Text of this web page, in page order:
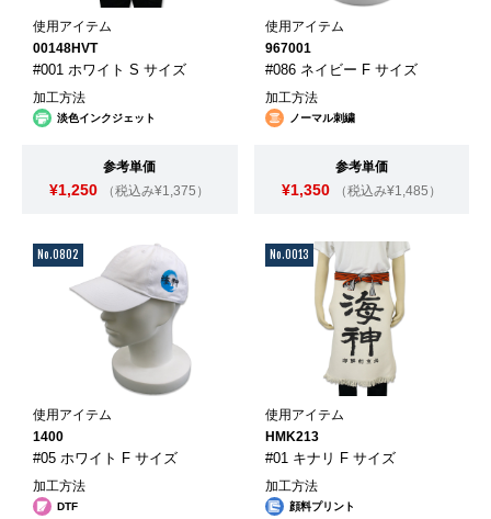
使用アイテム
00148HVT
#001 ホワイト S サイズ
加工方法
淡色インクジェット
参考単価
¥1,250 （税込み¥1,375）
使用アイテム
967001
#086 ネイビー F サイズ
加工方法
ノーマル刺繍
参考単価
¥1,350 （税込み¥1,485）
No.0802
使用アイテム
1400
#05 ホワイト F サイズ
加工方法
DTF
No.0013
使用アイテム
HMK213
#01 キナリ F サイズ
加工方法
顔料プリント